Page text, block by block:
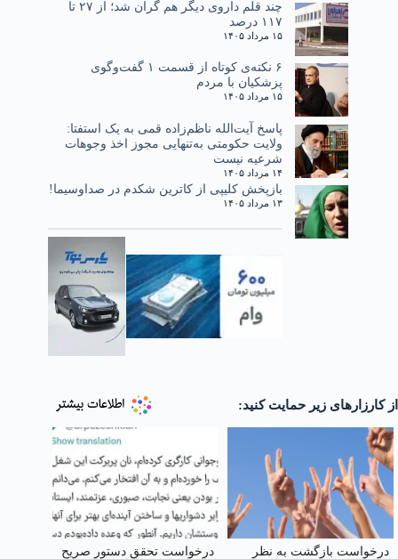
چند قلم داروی دیگر هم گران شد؛ از ۲۷ تا
۱۱۷ درصد
۱۵ مرداد ۱۴۰۵
۶ نکته‌ی کوتاه از قسمت ۱ گفت‌وگوی
پزشکیان با مردم
۱۵ مرداد ۱۴۰۵
پاسخ آیت‌الله ناظم‌زاده قمی به یک استفتا:
ولایت حکومتی به‌تنهایی مجوز اخذ وجوهات
شرعیه نیست
۱۴ مرداد ۱۴۰۵
بازپخش کلیپی از کاترین شکدم در صداوسیما!
۱۳ مرداد ۱۴۰۵
از کارزارهای زیر حمایت کنید:
درخواست بازگشت به نظر
درخواست تحقق دستور صریح